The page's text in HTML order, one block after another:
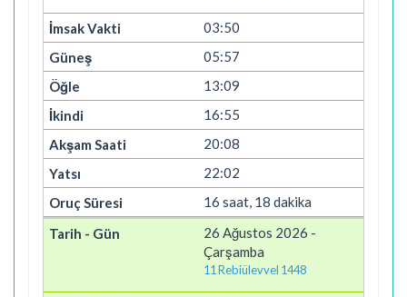
03:50
05:57
13:09
16:55
20:08
22:02
16 saat, 18 dakika
26 Ağustos 2026 -
Çarşamba
11 Rebiülevvel 1448